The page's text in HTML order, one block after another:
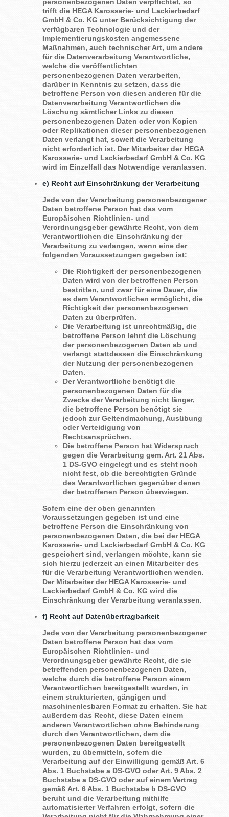
trifft die HEGA Karosserie- und Lackierbedarf
GmbH & Co. KG unter Berücksichtigung der
verfügbaren Technologie und der
Implementierungskosten angemessene
Maßnahmen, auch technischer Art, um andere
für die Datenverarbeitung Verantwortliche,
welche die veröffentlichten
personenbezogenen Daten verarbeiten,
darüber in Kenntnis zu setzen, dass die
betroffene Person von diesen anderen für die
Datenverarbeitung Verantwortlichen die
Löschung sämtlicher Links zu diesen
personenbezogenen Daten oder von Kopien
oder Replikationen dieser personenbezogenen
Daten verlangt hat, soweit die Verarbeitung
nicht erforderlich ist. Der Mitarbeiter der HEGA
Karosserie- und Lackierbedarf GmbH & Co. KG
wird im Einzelfall das Notwendige veranlassen.
e) Recht auf Einschränkung der Verarbeitung
Jede von der Verarbeitung personenbezogener
Daten betroffene Person hat das vom
Europäischen Richtlinien- und
Verordnungsgeber gewährte Recht, von dem
Verantwortlichen die Einschränkung der
Verarbeitung zu verlangen, wenn eine der
folgenden Voraussetzungen gegeben ist:
Die Richtigkeit der personenbezogenen
Daten wird von der betroffenen Person
bestritten, und zwar für eine Dauer, die
es dem Verantwortlichen ermöglicht, die
Richtigkeit der personenbezogenen
Daten zu überprüfen.
Die Verarbeitung ist unrechtmäßig, die
betroffene Person lehnt die Löschung
der personenbezogenen Daten ab und
verlangt stattdessen die Einschränkung
der Nutzung der personenbezogenen
Daten.
Der Verantwortliche benötigt die
personenbezogenen Daten für die
Zwecke der Verarbeitung nicht länger,
die betroffene Person benötigt sie
jedoch zur Geltendmachung, Ausübung
oder Verteidigung von
Rechtsansprüchen.
Die betroffene Person hat Widerspruch
gegen die Verarbeitung gem. Art. 21 Abs.
1 DS-GVO eingelegt und es steht noch
nicht fest, ob die berechtigten Gründe
des Verantwortlichen gegenüber denen
der betroffenen Person überwiegen.
Sofern eine der oben genannten
Voraussetzungen gegeben ist und eine
betroffene Person die Einschränkung von
personenbezogenen Daten, die bei der HEGA
Karosserie- und Lackierbedarf GmbH & Co. KG
gespeichert sind, verlangen möchte, kann sie
sich hierzu jederzeit an einen Mitarbeiter des
für die Verarbeitung Verantwortlichen wenden.
Der Mitarbeiter der HEGA Karosserie- und
Lackierbedarf GmbH & Co. KG wird die
Einschränkung der Verarbeitung veranlassen.
f) Recht auf Datenübertragbarkeit
Jede von der Verarbeitung personenbezogener
Daten betroffene Person hat das vom
Europäischen Richtlinien- und
Verordnungsgeber gewährte Recht, die sie
betreffenden personenbezogenen Daten,
welche durch die betroffene Person einem
Verantwortlichen bereitgestellt wurden, in
einem strukturierten, gängigen und
maschinenlesbaren Format zu erhalten. Sie hat
außerdem das Recht, diese Daten einem
anderen Verantwortlichen ohne Behinderung
durch den Verantwortlichen, dem die
personenbezogenen Daten bereitgestellt
wurden, zu übermitteln, sofern die
Verarbeitung auf der Einwilligung gemäß Art. 6
Abs. 1 Buchstabe a DS-GVO oder Art. 9 Abs. 2
Buchstabe a DS-GVO oder auf einem Vertrag
gemäß Art. 6 Abs. 1 Buchstabe b DS-GVO
beruht und die Verarbeitung mithilfe
automatisierter Verfahren erfolgt, sofern die